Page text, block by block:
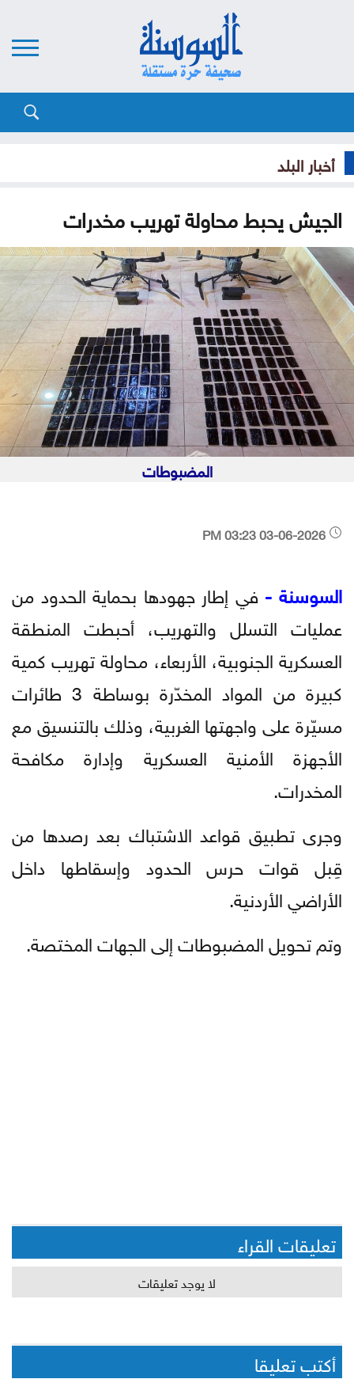
أخبار البلد
الجيش يحبط محاولة تهريب مخدرات
المضبوطات
السوسنة - في إطار جهودها بحماية الحدود من
عمليات التسلل والتهريب، أحبطت المنطقة
العسكرية الجنوبية، الأربعاء، محاولة تهريب كمية
كبيرة من المواد المخدّرة بوساطة 3 طائرات
مسيّرة على واجهتها الغربية، وذلك بالتنسيق مع
الأجهزة الأمنية العسكرية وإدارة مكافحة
المخدرات.
وجرى تطبيق قواعد الاشتباك بعد رصدها من
قِبل قوات حرس الحدود وإسقاطها داخل
الأراضي الأردنية.
وتم تحويل المضبوطات إلى الجهات المختصة.
تعليقات القراء
لا يوجد تعليقات
أكتب تعليقا